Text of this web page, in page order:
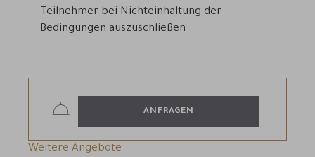
Teilnehmer bei Nichteinhaltung der
Bedingungen auszuschließen
ANFRAGEN
Weitere Angebote